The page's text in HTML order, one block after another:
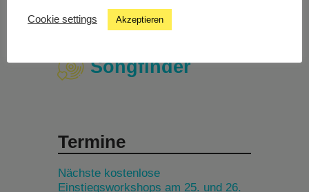
Studiochat
Songfinder
Termine
Nächste kostenlose
Einstiegsworkshops am 25. und 26.
Cookie settings Akzeptieren